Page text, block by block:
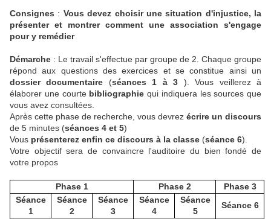
Consignes : Vous devez choisir une situation d'injustice, la
présenter et montrer comment une association s'engage
pour y remédier
Démarche : Le travail s'effectue par groupe de 2. Chaque groupe
répond aux questions des exercices et se constitue ainsi un
dossier documentaire (séances 1 à 3 ). Vous veillerez à
élaborer une courte bibliographie qui indiquera les sources que
vous avez consultées.
Après cette phase de recherche, vous devrez écrire un discours
de 5 minutes (séances 4 et 5)
Vous présenterez enfin ce discours à la classe (séance 6).
Votre objectif sera de convaincre l'auditoire du bien fondé de
votre propos
Phase 1 Phase 2
Phase 3
Séance
1
Séance
2
Séance
3
Séance
4
Séance
5
Séance 6